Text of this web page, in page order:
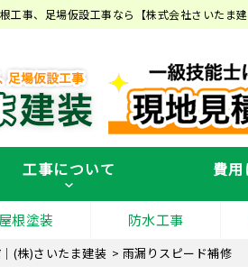
工事、足場仮設工事なら【株式会社さいたま
工事について 費用
屋根塗装 防水工事
(株)さいたま建装 > 雨漏りスピード補修